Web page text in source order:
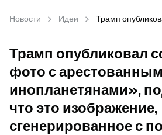
Новости Идеи Трамп
Трамп опубликовал
фото с
инопланетянами»,
что это изображение,
сгенерированное с